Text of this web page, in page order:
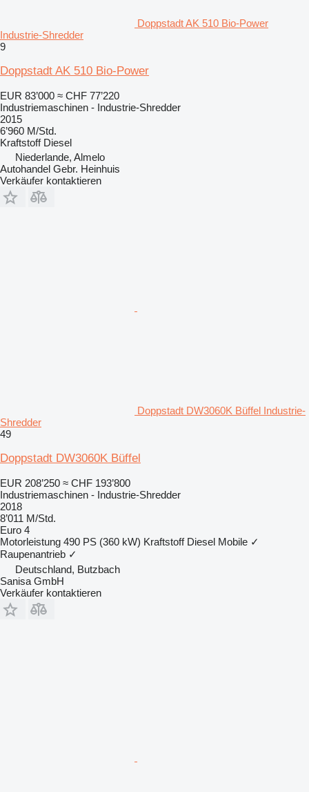
Doppstadt AK 510 Bio-Power
Industrie-Shredder
9
Doppstadt AK 510 Bio-Power
EUR 83’000 ≈ CHF 77’220
Industriemaschinen - Industrie-Shredder
2015
6’960 M/Std.
Kraftstoff Diesel
Niederlande, Almelo
Autohandel Gebr. Heinhuis
Verkäufer kontaktieren
Doppstadt DW3060K Büffel Industrie-
Shredder
49
Doppstadt DW3060K Büffel
EUR 208’250 ≈ CHF 193’800
Industriemaschinen - Industrie-Shredder
2018
8’011 M/Std.
Euro 4
Motorleistung 490 PS (360 kW) Kraftstoff Diesel Mobile ✓
Raupenantrieb ✓
Deutschland, Butzbach
Sanisa GmbH
Verkäufer kontaktieren